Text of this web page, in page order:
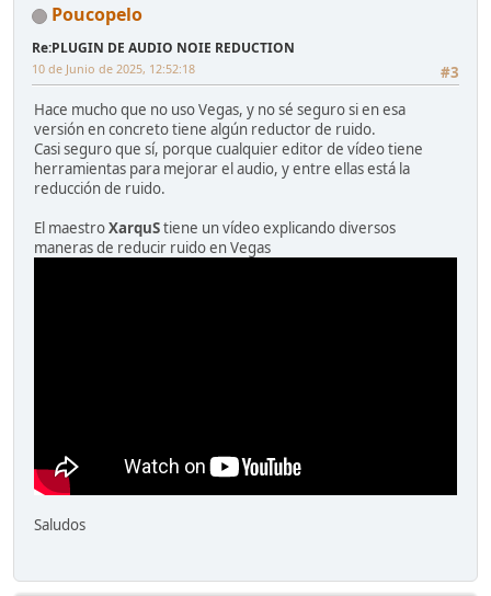
Poucopelo
Re:PLUGIN DE AUDIO NOIE REDUCTION
#3
10 de Junio de 2025, 12:52:18
Hace mucho que no uso Vegas, y no sé seguro si en esa
versión en concreto tiene algún reductor de ruido.
Casi seguro que sí, porque cualquier editor de vídeo tiene
herramientas para mejorar el audio, y entre ellas está la
reducción de ruido.
El maestroXarquStiene un vídeo explicando diversos
maneras de reducir ruido en Vegas
Saludos